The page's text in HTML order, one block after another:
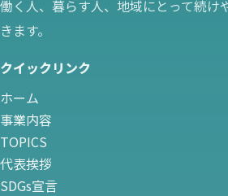
働く人、暮らす人、地域にとって続け
きます。
クイックリンク
ホーム
事業内容
TOPICS
代表挨拶
SDGs宣言